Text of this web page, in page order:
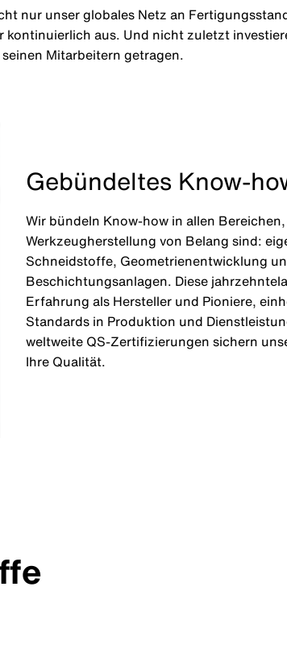
nur unser globales Netz an
aus. Und nicht zuletzt
Mitarbeitern getragen.
Gebündeltes Know-
Wir bündeln Know-how in allen
Werkzeugherstellung von Belang sind:
Schneidstoffe, Geometrienentwicklung
Beschichtungsanlagen. Diese
Erfahrung als Hersteller und Pioniere,
Standards in Produktion und
weltweite QS-Zertifizierungen sichern
Ihre Qualität.